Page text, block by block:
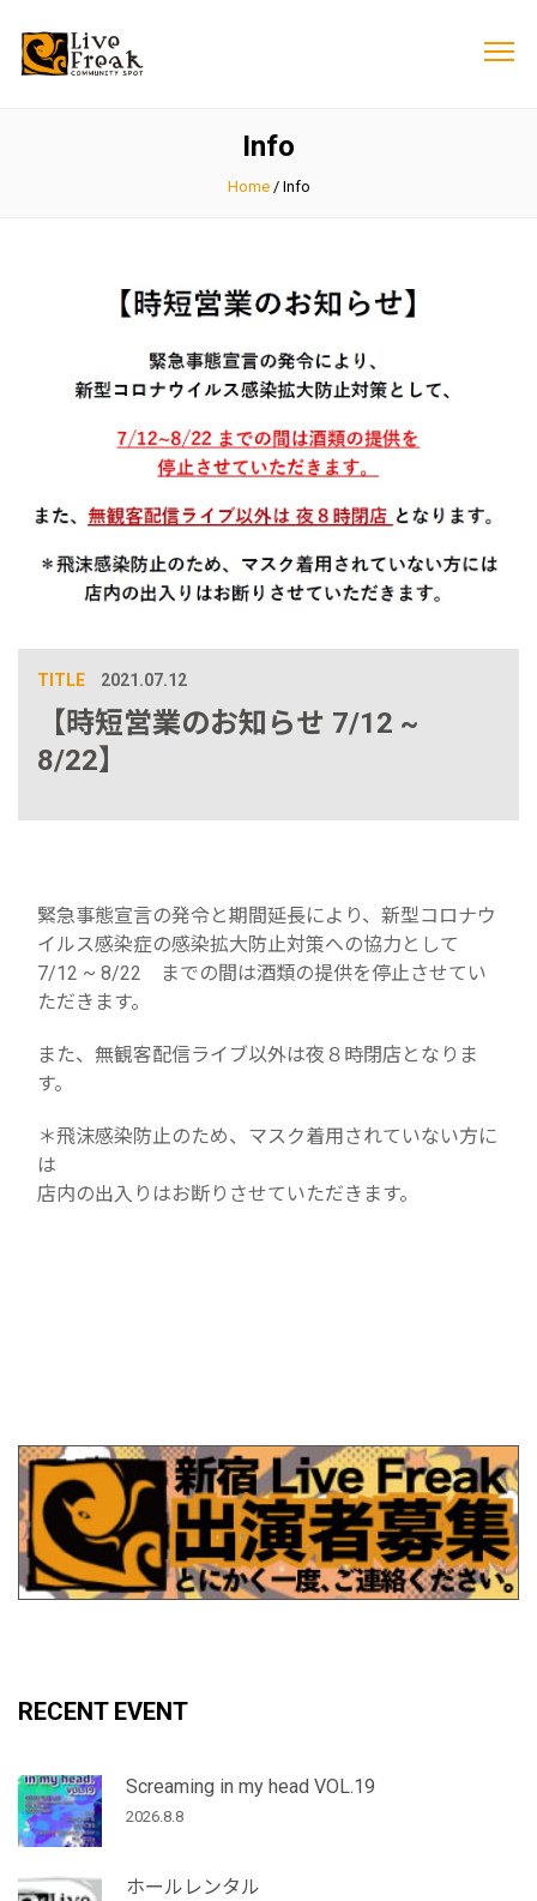
Info
Home/ Info
TITLE 2021.07.12
【時短営業のお知らせ 7/12 ~
8/22】
緊急事態宣言の発令と期間延長により、新型コロナウ
イルス感染症の感染拡大防止対策への協力として
7/12 ~ 8/22 までの間は酒類の提供を停止させてい
ただきます。
また、無観客配信ライブ以外は夜８時閉店となりま
す。
＊飛沫感染防止のため、マスク着用されていない方に
は
店内の出入りはお断りさせていただきます。
RECENT EVENT
Screaming in my head VOL.19
2026.8.8
ホールレンタル